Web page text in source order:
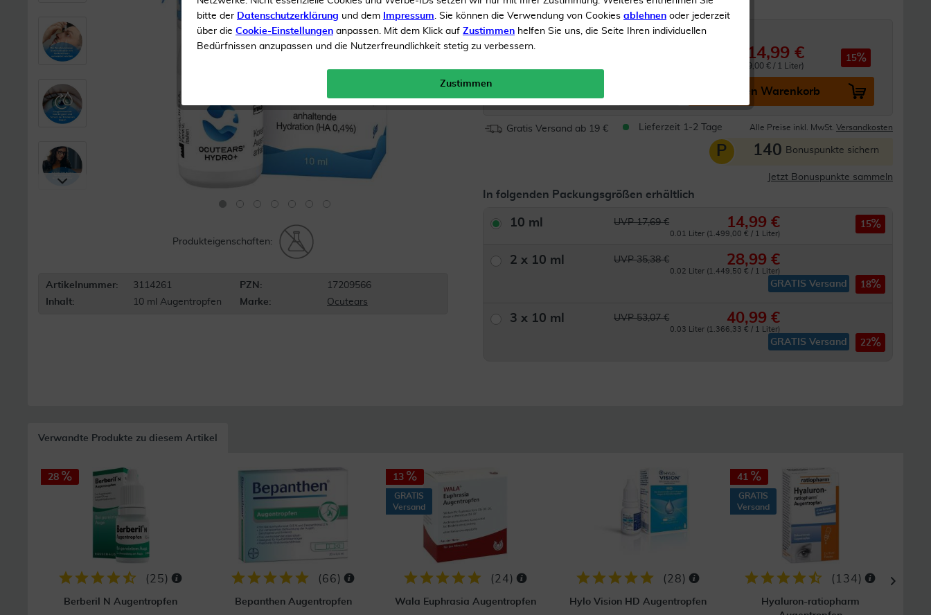
Konservierungsmittelfrei
Produkteigenschaften:
Artikelnummer: 3114261 PZN:
17209566
Inhalt:
10 ml Augentropfen Marke: Ocutears
Inhalt10 ml Augentropfen
14,99 €
0.01 Liter (1.499,00 € / 1 Liter)
15
In den Warenkorb
Gratis Versand ab 19 € Lieferzeit 1-2 Tage Alle Preise inkl. MwSt. Versandkosten
P 140 Bonuspunkte sichern
Jetzt Bonuspunkte sammeln
In folgenden Packungsgrößen erhältlich
10 ml UVP 17,69 € 14,99 €
0.01 Liter (1.499,00 € / 1 Liter)
15
2 x 10 ml UVP 35,38 € 28,99 €
0.02 Liter (1.449,50 € / 1 Liter)
GRATIS Versand 18
3 x 10 ml UVP 53,07 € 40,99 €
0.03 Liter (1.366,33 € / 1 Liter)
GRATIS Versand 22
Verwandte Produkte zu diesem Artikel
28
(25)
Berberil N Augentropfen
(66)
Bepanthen Augentropfen
13
GRATIS
Versand
(24)
Wala Euphrasia Augentropfen
(28)
Hylo Vision HD Augentropfen
41
GRATIS
Versand
( 134)
Hyaluron-ratiopharm
bitte der Datenschutzerklärung und dem Impressum. Sie können die Verwendung von Cookies ablehnen oder jederzeit
über die Cookie-Einstellungen anpassen. Mit dem Klick auf Zustimmen helfen Sie uns, die Seite Ihren individuellen
Bedürfnissen anzupassen und die Nutzerfreundlichkeit stetig zu verbessern.
Zustimmen